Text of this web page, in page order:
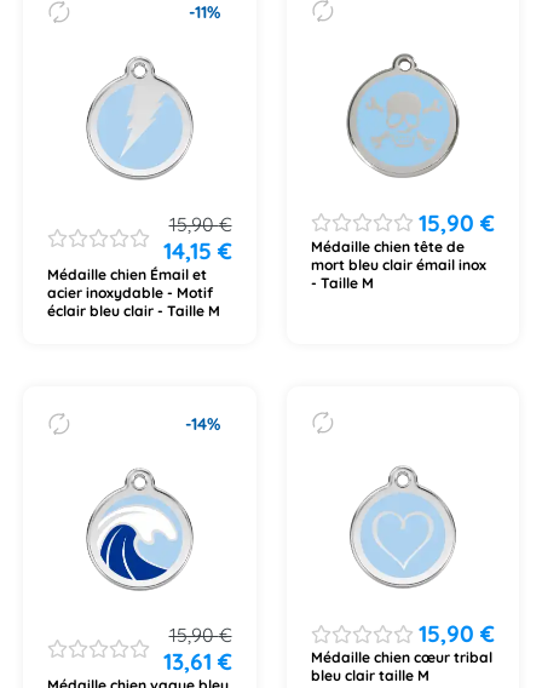
-11%
15,90€
14,15 €
Médaille chien Émail et
acier inoxydable - Motif
éclair bleu clair - Taille M
15,90€
Médaille chien tête de
mort bleu clair émail inox
- Taille M
-14%
15,90€
13,61 €
15,90€
Médaille chien cœur tribal
bleu clair taille M